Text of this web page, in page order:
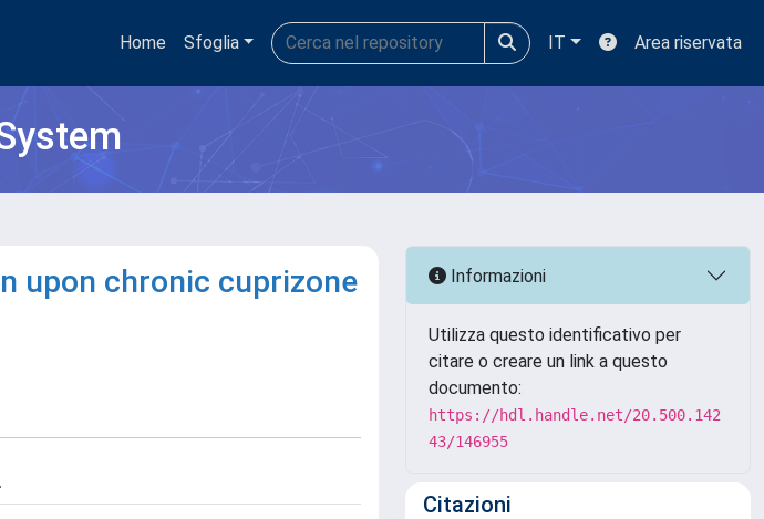
Home Sfoglia IT Area riservata
upon chronic cuprizone
Informazioni
Utilizza questo identificativo per
citare o creare un link a questo
documento:
https://hdl.handle.net/20.500.142
43/146955
Citazioni